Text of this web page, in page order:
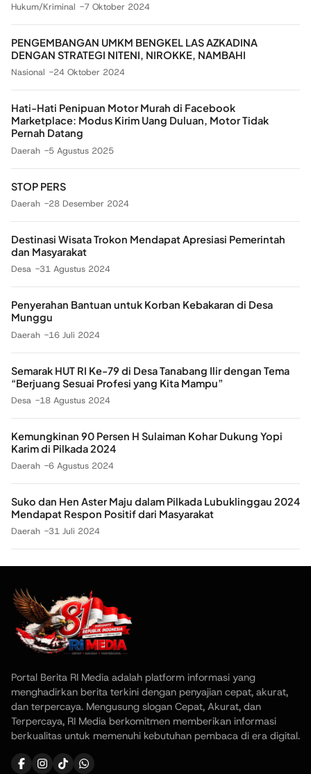
Hukum/Kriminal 7 Oktober 2024
PENGEMBANGAN UMKM BENGKEL LAS AZKADINA
DENGAN STRATEGI NITENI, NIROKKE, NAMBAHI
Nasional 24 Oktober 2024
Hati-Hati Penipuan Motor Murah di Facebook
Marketplace: Modus Kirim Uang Duluan, Motor Tidak
Pernah Datang
Daerah 5 Agustus 2025
STOP PERS
Daerah 28 Desember 2024
Destinasi Wisata Trokon Mendapat Apresiasi Pemerintah
dan Masyarakat
Desa 31 Agustus 2024
Penyerahan Bantuan untuk Korban Kebakaran di Desa
Munggu
Daerah 16 Juli 2024
Semarak HUT RI Ke-79 di Desa Tanabang Ilir dengan Tema
“Berjuang Sesuai Profesi yang Kita Mampu”
Desa 18 Agustus 2024
Kemungkinan 90 Persen H Sulaiman Kohar Dukung Yopi
Karim di Pilkada 2024
Daerah 6 Agustus 2024
Suko dan Hen Aster Maju dalam Pilkada Lubuklinggau 2024
Mendapat Respon Positif dari Masyarakat
Daerah 31 Juli 2024
Portal Berita RI Media adalah platform informasi yang
menghadirkan berita terkini dengan penyajian cepat, akurat,
dan terpercaya. Mengusung slogan Cepat, Akurat, dan
Terpercaya, RI Media berkomitmen memberikan informasi
berkualitas untuk memenuhi kebutuhan pembaca di era digital.